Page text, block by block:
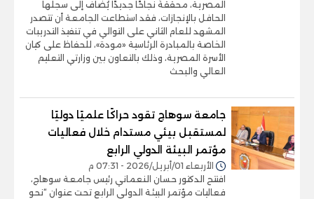
المصرية، محققةً نجاحًا جديدًا يُضاف إلى سجلها
الحافل بالإنجازات، فقد استطاعت الجامعة أن تتصدر
المشهد للعام الثاني على التوالي في تنفيذ التدريبات
الخاصة بالمبادرة الرئاسية «مودة»، للحفاظ على كيان
الأسرة المصرية، وذلك بالتعاون بين وزارتي التعليم
العالي والبحث
جامعة سوهاج تقود حراكًا علميًا دوليًا
لمستقبل بيئي مستدام خلال فعاليات
مؤتمر البيئة الدولي الرابع
الأربعاء 01/أبريل/2026 - 07:31 م
افتتح الدكتور حسان النعماني رئيس جامعة سوهاج،
فعاليات مؤتمر البيئة الدولي الرابع تحت عنوان “نحو